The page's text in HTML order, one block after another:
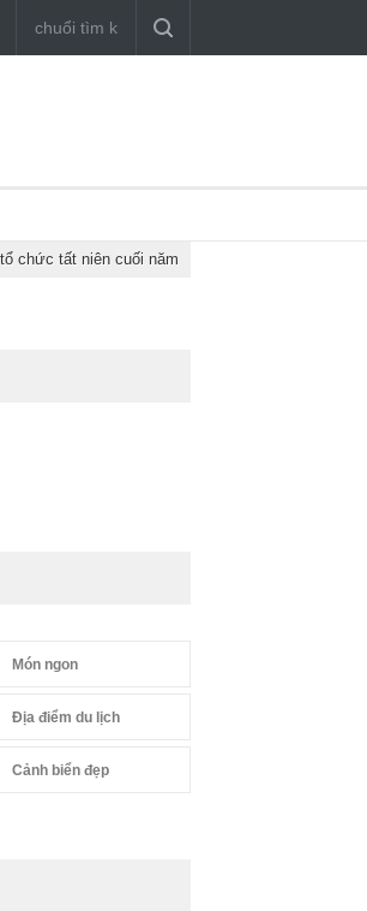
chức tất niên cuối năm
Món ngon
Địa điểm du lịch
Cảnh biển đẹp